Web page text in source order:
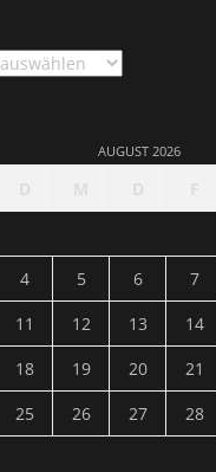
AUGUST 2026
4 5 6 7
11 12 13 14
18 19 20 21
25 26 27 28